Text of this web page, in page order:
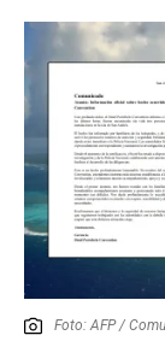
Foto: AFP /